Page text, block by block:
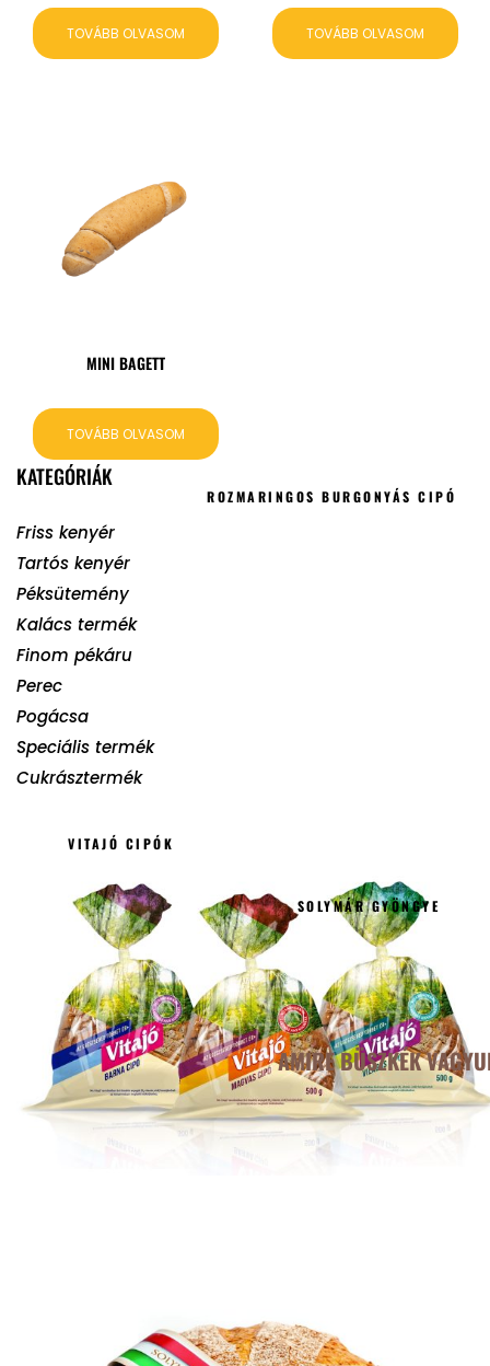
TOVÁBB OLVASOM TOVÁBB OLVASOM
MINI BAGETT
TOVÁBB OLVASOM
KATEGÓRIÁK
Friss kenyér
Tartós kenyér
Péksütemény
Kalács termék
Finom pékáru
Perec
Pogácsa
Speciális termék
Cukrásztermék
VITAJÓ CIPÓK
SOLYMÁR GYÖNGYE
AMIRE BÜSZKÉK
ROZMARINGOS BURGONYÁS CIPÓ